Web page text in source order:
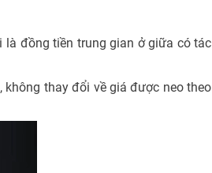
đồng tiền trung gian ở giữa có tác
thay đổi về giá được neo theo